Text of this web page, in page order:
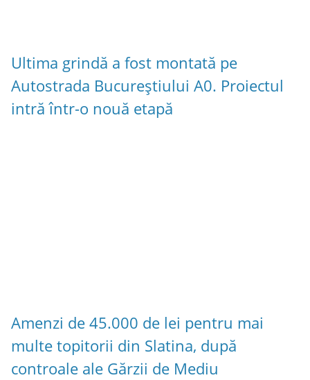
Ultima grindă a fost montată pe
Autostrada Bucureștiului A0. Proiectul
intră într-o nouă etapă
Amenzi de 45.000 de lei pentru mai
multe topitorii din Slatina, după
controale ale Gărzii de Mediu